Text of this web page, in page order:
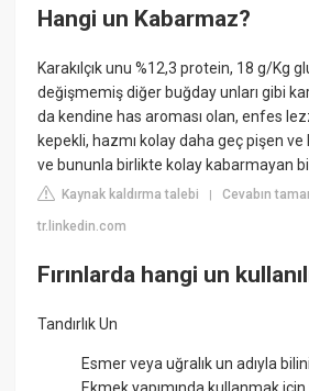
Hangi un Kabarmaz?
Karakılçık unu %12,3 protein, 18 g/Kg
değişmemiş diğer buğday unları gibi
da kendine has aroması olan, enfes
kepekli, hazmı kolay daha geç pişen
ve bununla birlikte kolay kabarmayan
Kaynak kaldırma talebi |Cevabın
tr.linkedin.com
Fırınlarda hangi un
Tandırlık Un
Esmer veya uğralık un adıyla